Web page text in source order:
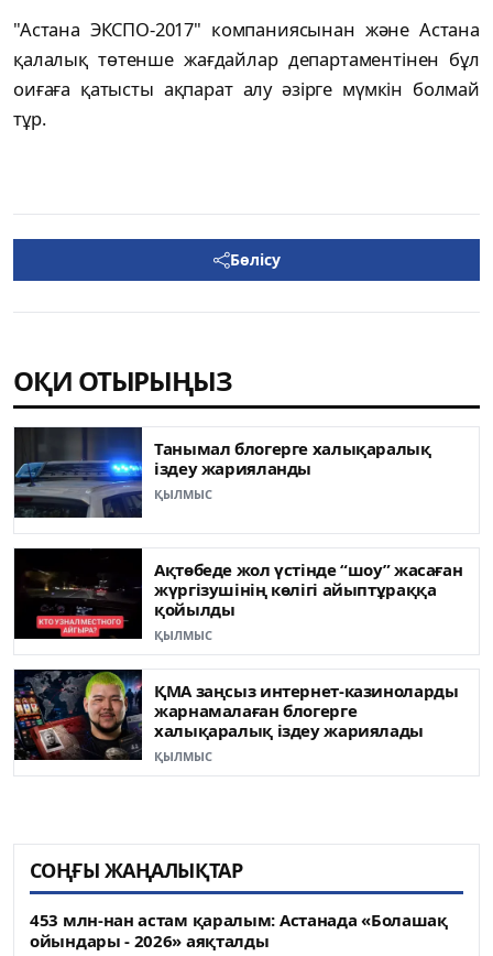
"Астана ЭКСПО-2017" компаниясынан және Астана
қалалық төтенше жағдайлар департаментінен бұл
оиғаға қатысты ақпарат алу әзірге мүмкін болмай
тұр.
Бөлісу
ОҚИ ОТЫРЫҢЫЗ
Танымал блогерге халықаралық
іздеу жарияланды
ҚЫЛМЫС
Ақтөбеде жол үстінде “шоу” жасаған
жүргізушінің көлігі айыптұраққа
қойылды
ҚЫЛМЫС
ҚМА заңсыз интернет-казиноларды
жарнамалаған блогерге
халықаралық іздеу жариялады
ҚЫЛМЫС
СОҢҒЫ ЖАҢАЛЫҚТАР
453 млн-нан астам қаралым: Астанада «Болашақ
ойындары - 2026» аяқталды